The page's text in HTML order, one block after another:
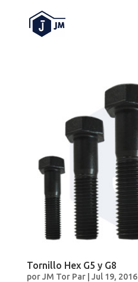
Tornillo Hex G5 y G8
porJM Tor Par| Jul 19, 2016